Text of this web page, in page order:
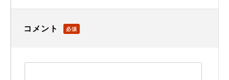
コメント 必須